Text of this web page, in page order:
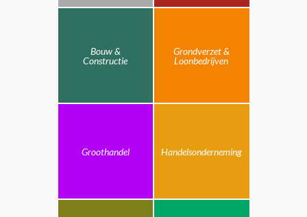
Bouw &
Constructie
Grondverzet &
Loonbedrijven
Groothandel Handelsonderneming